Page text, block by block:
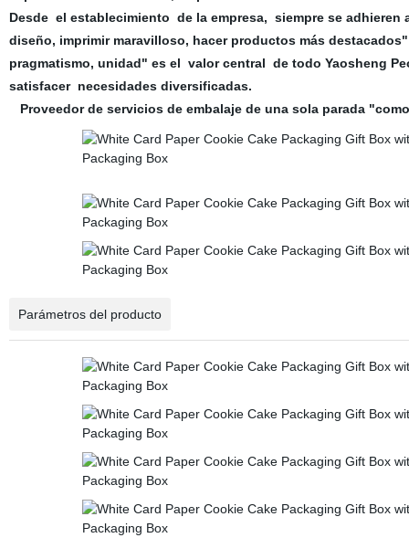
Desde el establecimiento de la empresa, siempre se
diseño, imprimir maravilloso, hacer productos más
pragmatismo, unidad" es el valor central de todo Yaosheng
satisfacer necesidades diversificadas.
Proveedor de servicios de embalaje de una sola parada
Parámetros del producto